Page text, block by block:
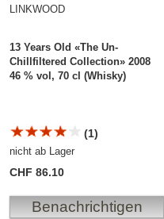
LINKWOOD
13 Years Old «The Un-
Chillfiltered Collection» 2008
46 % vol, 70 cl (Whisky)
(1)
nicht ab Lager
CHF 86.10
Benachrichtigen